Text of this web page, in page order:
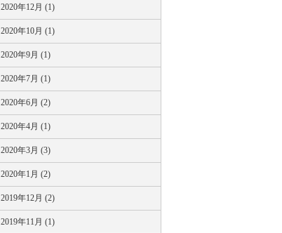
2020年12月 (1)
2020年10月 (1)
2020年9月 (1)
2020年7月 (1)
2020年6月 (2)
2020年4月 (1)
2020年3月 (3)
2020年1月 (2)
2019年12月 (2)
2019年11月 (1)